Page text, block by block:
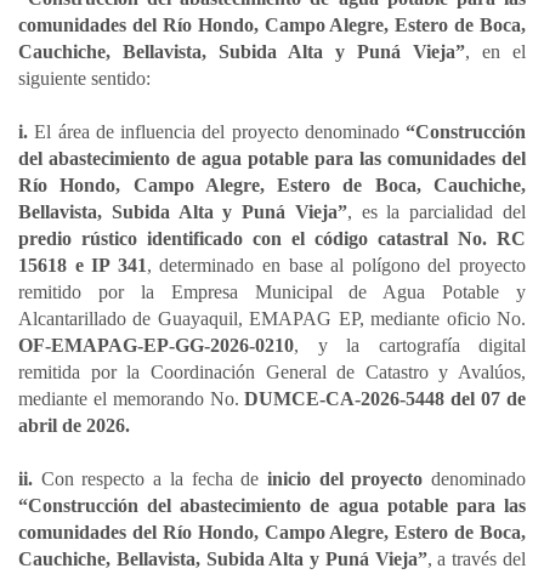
comunidades del Río Hondo, Campo Alegre, Estero de Boca,
Cauchiche, Bellavista, Subida Alta y Puná Vieja”, en el
siguiente sentido:
i. El área de influencia del proyecto denominado “Construcción
del abastecimiento de agua potable para las comunidades del
Río Hondo, Campo Alegre, Estero de Boca, Cauchiche,
Bellavista, Subida Alta y Puná Vieja”, es la parcialidad del
predio rústico identificado con el código catastral No. RC
15618 e IP 341, determinado en base al polígono del proyecto
remitido por la Empresa Municipal de Agua Potable y
Alcantarillado de Guayaquil, EMAPAG EP, mediante oficio No.
OF-EMAPAG-EP-GG-2026-0210, y la cartografía digital
remitida por la Coordinación General de Catastro y Avalúos,
mediante el memorando No.DUMCE-CA-2026-5448 del 07 de
abril de 2026.
ii. Con respecto a la fecha de inicio del proyecto denominado
“Construcción del abastecimiento de agua potable para las
comunidades del Río Hondo, Campo Alegre, Estero de Boca,
Cauchiche, Bellavista, Subida Alta y Puná Vieja”, a través del